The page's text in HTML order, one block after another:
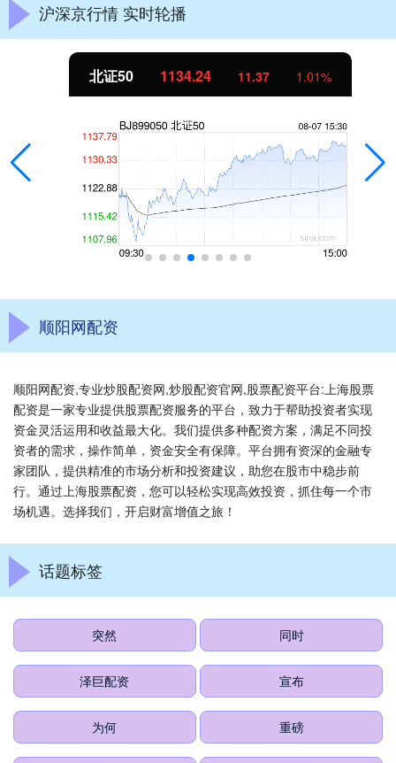
沪深京行情 实时轮播
北证50 1134.24 11.37 1.01%
顺阳网配资
顺阳网配资,专业炒股配资网,炒股配资官网,股票配资平台:上海股票
配资是一家专业提供股票配资服务的平台，致力于帮助投资者实现
资金灵活运用和收益最大化。我们提供多种配资方案，满足不同投
资者的需求，操作简单，资金安全有保障。平台拥有资深的金融专
家团队，提供精准的市场分析和投资建议，助您在股市中稳步前
行。通过上海股票配资，您可以轻松实现高效投资，抓住每一个市
场机遇。选择我们，开启财富增值之旅！
话题标签
突然 同时
泽巨配资 宣布
为何 重磅